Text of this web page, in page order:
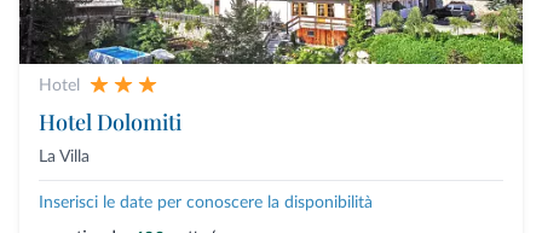
Hotel
Hotel Dolomiti
La Villa
Inserisci le date per conoscere la disponibilità